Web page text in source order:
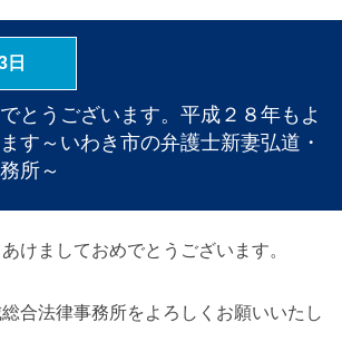
日
とうございます。平成２８年もよ
す～いわき市の弁護士新妻弘道・
所～
けましておめでとうございます。
合法律事務所をよろしくお願いいたし